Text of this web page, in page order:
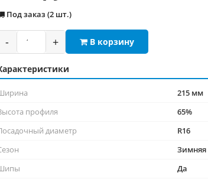
Под заказ (2 шт.)
- + В корзину
215 мм
профиля
65%
диаметр
R16
Зимняя
Да